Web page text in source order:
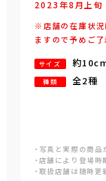
2023年8 月 上旬
※店舗の在庫状況
ますので予めご了
サイズ 約
種類 全2種
・写真と実際の商
・店舗により登場
・取扱店舗は随時更